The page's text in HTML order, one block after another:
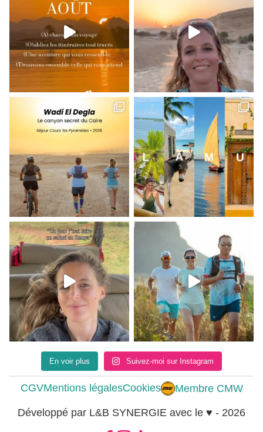
En voir plus Suivez-moi sur Instagram
CGVMentions légalesCookies Membre CMW
Développé par L&B SYNERGIE avec le ♥ - 2026